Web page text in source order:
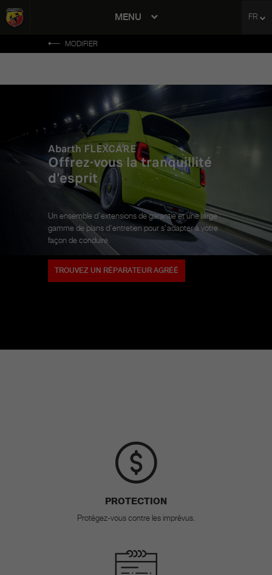
MENU FR
MODIFIER
Abarth FLEXCARE
Offrez-vous la tranquillité
d'esprit
Un ensemble d'extensions de garantie et une large
gamme de plans d'entretien pour s'adapter à votre
façon de conduire.
TROUVEZ UN RÉPARATEUR AGRÉÉ
PROTECTION
Protégez-vous contre les imprévus.